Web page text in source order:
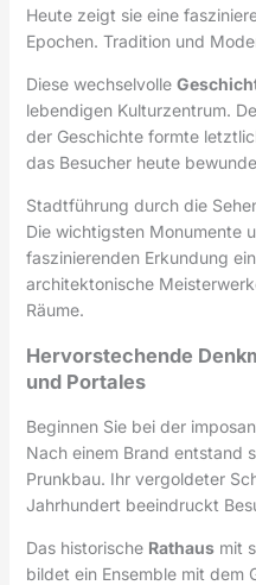
Heute zeigt sie eine
Epochen. Tradition und
Diese wechselvolle
lebendigen Kulturzentrum.
der Geschichte formte
das Besucher heute
Stadtführung durch die
Die wichtigsten Monumente
faszinierenden Erkundung
architektonische
Räume.
Hervorstechende
und Portales
Beginnen Sie bei der
Nach einem Brand entstand
Prunkbau. Ihr vergoldeter
Jahrhundert beeindruckt
Das historische Rathausmit
bildet ein Ensemble mit dem